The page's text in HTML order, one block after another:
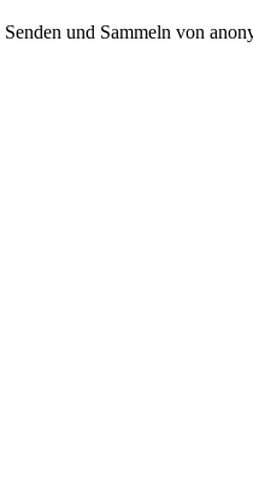
und Sammeln von